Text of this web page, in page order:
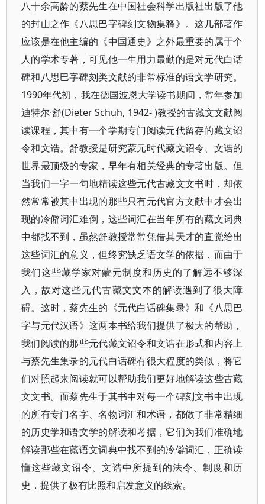
八十余高龄的蔡先生在中国社会科学出版社出版了他
的封山之作《八思巴字碑刻文物集释》。这几部著作
应该是在他主编的《中国通史》之外最重要的属于个
人的学术专著，可见他一生用力最勤的是对元代白话
碑和八思巴字碑刻类文献的非常标准的语文学研究。
1990年代初，我在德国波恩大学读书期间，常年参加
迪特尔·舒(Dieter Schuh, 1942- )教授的古藏文文献阅
读课程，其中有一个学期专门阅读元代留存的藏文诏
令和文诰。舒教授是研究蒙元时代藏文诏令、文诰的
世界最顶级的专家，早年有相关经典的专著出版。但
当我们一字一句地精读这些元代古藏文文书时，却依
然常常被其中出现的那些只有元代官方文献中才会出
现的冷僻词汇难倒，这些词汇在当年所有的藏文词典
中都找不到，虽然舒教授常常凭借其天才的直觉给出
这些词汇的意义，但终究缺乏语文学的依据，而由于
我们这些藏学家对蒙元制度和历史的了解远不够深
入，故对这些元代古藏文文本的解读遇到了很大障
碍。这时，蔡先生的《元代白话碑集录》和《八思巴
字与元代汉语》这两本书给我们提供了极大的帮助，
我们阅读的那些元代藏文诏令和文诰在形式和内容上
与蔡先生集录的元代白话碑有很大程度的类似，将它
们对照起来阅读就可以帮助我们更好地解读这些古藏
文文书。而蔡先生于其书中对每一个碑刻文书中出现
的所有专门名字、名物词汇和术语，都做了非常精细
的历史学和语文学的解读和考据，它们为我们准确地
解读那些在藏语文词典中找不到的冷僻词汇，正确读
懂这些藏文诏令、文诰中所提到的法令、制度和历
史，提供了极有比照和启发意义的线索。